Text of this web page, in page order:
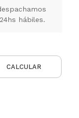
hábiles.
CALCULAR